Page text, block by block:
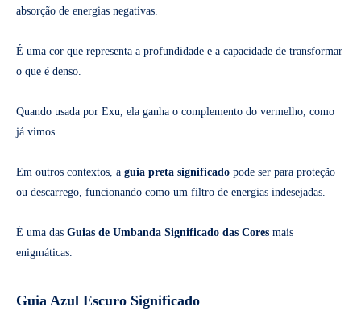
absorção de energias negativas.
É uma cor que representa a profundidade e a capacidade de transformar
o que é denso.
Quando usada por Exu, ela ganha o complemento do vermelho, como
já vimos.
Em outros contextos, a guia preta significado pode ser para proteção
ou descarrego, funcionando como um filtro de energias indesejadas.
É uma das Guias de Umbanda Significado das Cores mais
enigmáticas.
Guia Azul Escuro Significado